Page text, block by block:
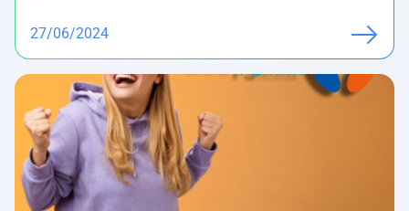
27/06/2024